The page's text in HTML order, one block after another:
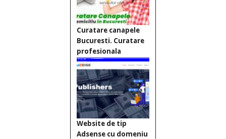
Curatare canapele
Bucuresti. Curatare
profesionala
Website de tip
Adsense cu domeniu